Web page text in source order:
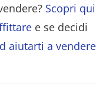
Scopri qui
e se decidi
aiutarti a vendere